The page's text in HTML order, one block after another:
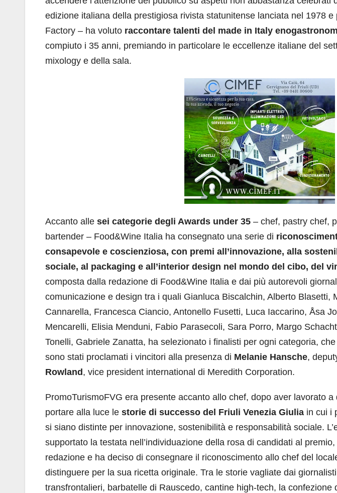
edizione italiana della prestigiosa rivista statunitense lanciata nel 1978
Factory – ha voluto raccontare talenti del made in Italy
compiuto i 35 anni, premiando in particolare le eccellenze italiane del
mixology e della sala.
Accanto alle sei categorie degli Awards under 35 – chef, pastry chef,
bartender – Food&Wine Italia ha consegnato una serie di
consapevole e coscienziosa, con premi all’innovazione, alla
sociale, al packaging e all’interior design nel mondo del cibo, del
composta dalla redazione di Food&Wine Italia e dai più autorevoli
comunicazione e design tra i quali Gianluca Biscalchin, Alberto Blasetti,
Cannarella, Francesca Ciancio, Antonello Fusetti, Luca Iaccarino, Åsa
Mencarelli, Elisia Menduni, Fabio Parasecoli, Sara Porro, Margo
Tonelli, Gabriele Zanatta, ha selezionato i finalisti per ogni categoria,
sono stati proclamati i vincitori alla presenza di Melanie Hansche,
Rowland , vice president international di Meredith Corporation.
PromoTurismoFVG era presente accanto allo chef, dopo aver lavorato
portare alla luce le storie di successo del Friuli Venezia Giulia in cui i
si siano distinte per innovazione, sostenibilità e responsabilità sociale.
supportato la testata nell’individuazione della rosa di candidati al
redazione e ha deciso di consegnare il riconoscimento allo chef del
distinguere per la sua ricetta originale. Tra le storie vagliate dai
transfrontalieri, barbatelle di Rauscedo, cantine high-tech, la confezione